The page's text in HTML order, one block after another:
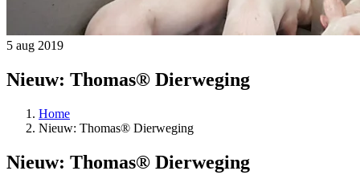
5 aug 2019
Nieuw: Thomas® Dierweging
Home
Nieuw: Thomas® Dierweging
Nieuw: Thomas® Dierweging